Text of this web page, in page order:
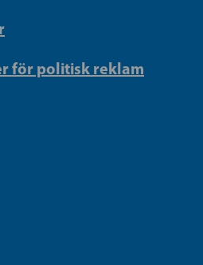
för politisk reklam